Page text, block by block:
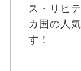
ス・リヒ
カ国の人
す！